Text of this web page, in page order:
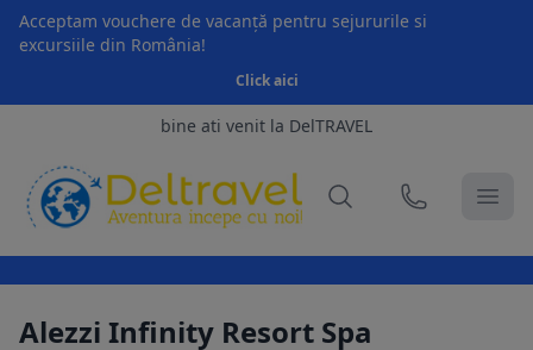
Acceptam vouchere de vacanță pentru sejururile si
excursiile din România!
Click aici
bine ati venit la DelTRAVEL
Alezzi Infinity Resort Spa